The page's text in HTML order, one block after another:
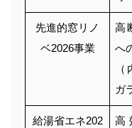
先進的窓リノ
ベ2026事業
高
へ
ガ
給湯省エネ202
高